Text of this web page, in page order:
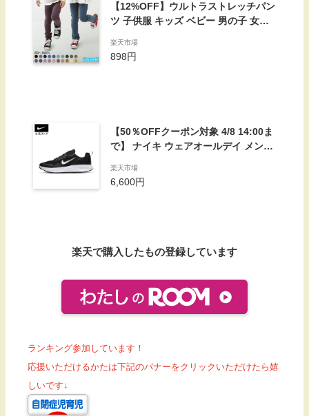
【12%OFF】ウルトラストレッチパン
ツ 子供服 キッズ ベビー 男の子 女の
ス 【送料無料】
楽天市場
898円
【50％OFFクーポン対象 4/8 14:00ま
で】 ナイキ ウェアオールデイ メンズ
ジュアル シューズ ローカット
楽天市場
6,600円
楽天で購入したもの登録しています
ランキング参加しています！
応援いただけるかたは下記のバナーをクリックいただけたら嬉
しいです↓